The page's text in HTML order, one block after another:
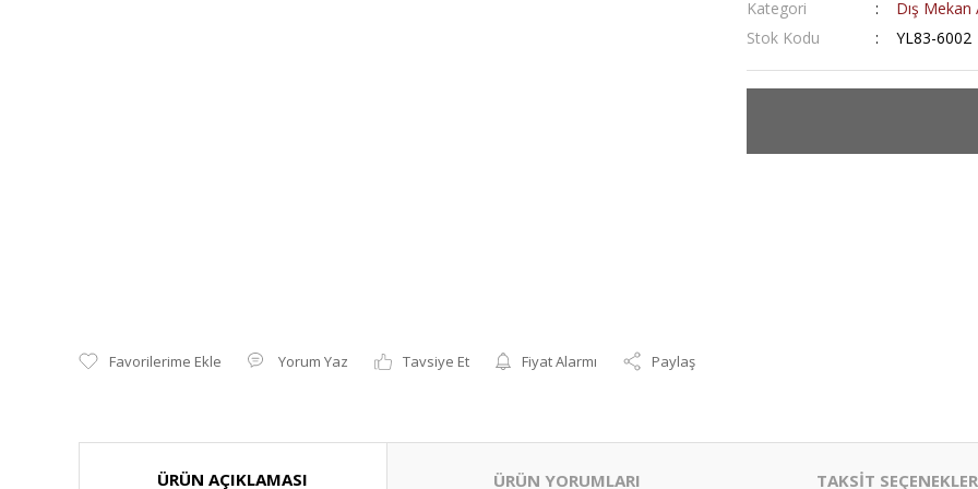
Yorum Yaz Tavsiye Et Fiyat Alarmı Paylaş
Kategori
Dış Mekan
Stok Kodu
YL83-6002
ÜRÜN AÇIKLAMASI ÜRÜN YORUMLARI TAKSİT